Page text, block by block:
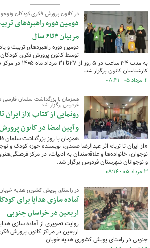
در کانون پرورش فکری کودکان
دومین دوره راهبردهای
مربیان ۴تا۶ سال
توسط کانون پرورش فکری کودکان
به مدت ۳۴ ساعت در ۵
کارشناسان کانون برگزار شد.
۴ مرداد ۰۵ - ۰۸:۴۱
همزمان با بزرگداشت سلمان فارسی
فردوس برگزار شد
رونمایی از کتاب «از ایران
و آیین امضا در کانون
همزمان با روز بزرگداشت سلمان
«از ایران تا ثریا» اثر عبدالرضا صمدی، نویسنده حوزه کودک و
نوجوان، خانواده‌ها و علاقه‌مندان به ادبیات، در مرکز
و نوجوانان شهرستان فردوس برگزار شد.
۳ مرداد ۰۵ - ۰۸:۱۴
در راستای پویش کشوری هدیه
آماده سازی هدایا برای
اربعین در خراسان جنوبی
روایت تصویری از آماده سازی
اربعین در مراکز کانون پرورش
جنوبی در راستای پویش کشوری هدیه خوبان